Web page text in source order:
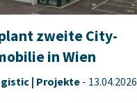
zweite City-
in Wien
| Projekte - 13.04.2026